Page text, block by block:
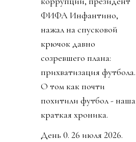
ФИФА Инфантино,
нажал на спусковой
крючок давно
созревшего плана:
прихватизация футбола.
О том как почти
похитили футбол - наша
краткая хроника.
День 0. 26 июля 2026.